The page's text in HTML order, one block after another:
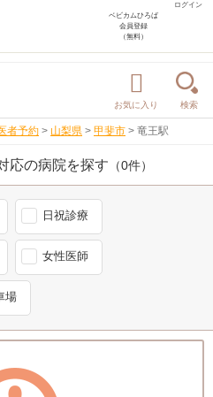
ログイン
ベビカムひろば
会員登録
（無料）
お気に入り 検索
者予約 > 山梨県 > 甲斐市 > 竜王駅
応の病院を探す （0件）
日祝診療
女性医師
場